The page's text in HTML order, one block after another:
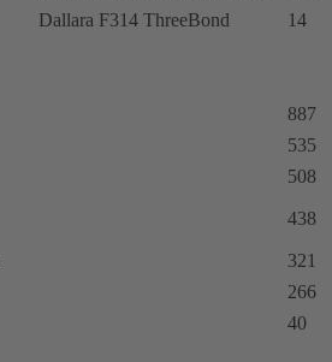
Dallara F314 ThreeBond 14
887
535
508
438
321
266
40